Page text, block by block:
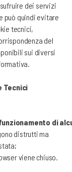
dei servizi
può quindi evitare
tecnici,
del
sui diversi
Tecnici
di
distrutti ma
viene chiuso.